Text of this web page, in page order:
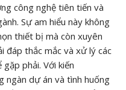
công nghệ tiên tiến và
Sự am hiểu này không
thiết bị mà còn xuyên
đáp thắc mắc và xử lý các
phải. Với kiến
dự án và tình huống